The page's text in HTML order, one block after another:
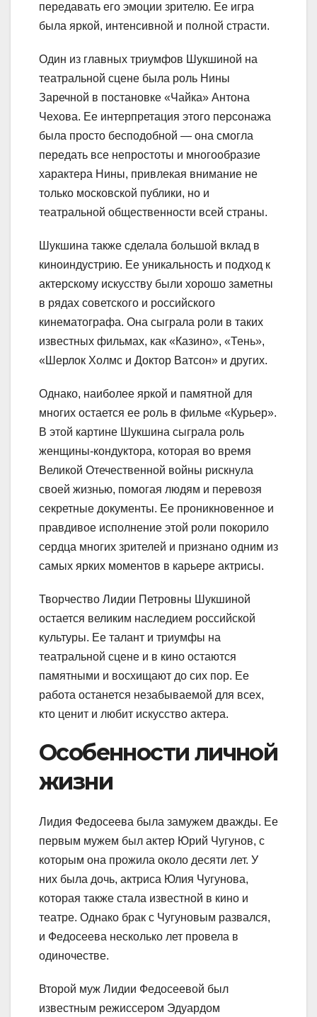
передавать его эмоции зрителю. Ее игра
была яркой, интенсивной и полной страсти.
Один из главных триумфов Шукшиной на
театральной сцене была роль Нины
Заречной в постановке «Чайка» Антона
Чехова. Ее интерпретация этого персонажа
была просто бесподобной — она смогла
передать все непростоты и многообразие
характера Нины, привлекая внимание не
только московской публики, но и
театральной общественности всей страны.
Шукшина также сделала большой вклад в
киноиндустрию. Ее уникальность и подход к
актерскому искусству были хорошо заметны
в рядах советского и российского
кинематографа. Она сыграла роли в таких
известных фильмах, как «Казино», «Тень»,
«Шерлок Холмс и Доктор Ватсон» и других.
Однако, наиболее яркой и памятной для
многих остается ее роль в фильме «Курьер».
В этой картине Шукшина сыграла роль
женщины-кондуктора, которая во время
Великой Отечественной войны рискнула
своей жизнью, помогая людям и перевозя
секретные документы. Ее проникновенное и
правдивое исполнение этой роли покорило
сердца многих зрителей и признано одним из
самых ярких моментов в карьере актрисы.
Творчество Лидии Петровны Шукшиной
остается великим наследием российской
культуры. Ее талант и триумфы на
театральной сцене и в кино остаются
памятными и восхищают до сих пор. Ее
работа останется незабываемой для всех,
кто ценит и любит искусство актера.
Особенности личной
жизни
Лидия Федосеева была замужем дважды. Ее
первым мужем был актер Юрий Чугунов, с
которым она прожила около десяти лет. У
них была дочь, актриса Юлия Чугунова,
которая также стала известной в кино и
театре. Однако брак с Чугуновым развался,
и Федосеева несколько лет провела в
одиночестве.
Второй муж Лидии Федосеевой был
известным режиссером Эдуардом